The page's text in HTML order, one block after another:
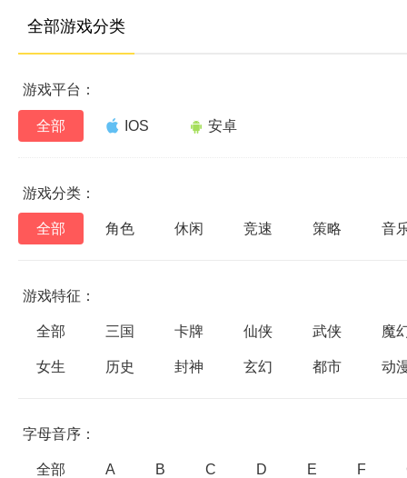
全部游戏分类
游戏平台：
全部 IOS 安卓
游戏分类：
全部 角色 休闲 竞速 策略 音
游戏特征：
全部 三国 卡牌 仙侠 武侠 魔
女生 历史 封神 玄幻 都市 动
字母音序：
全部 A B C D E F